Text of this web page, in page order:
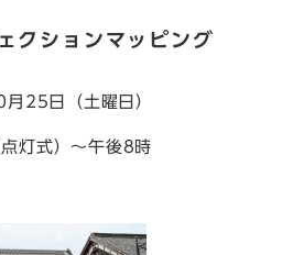
クションマッピング
25日（土曜日）
）～午後8時